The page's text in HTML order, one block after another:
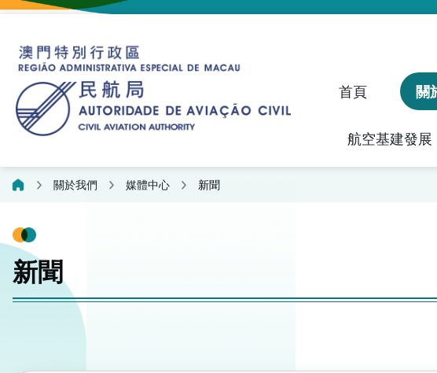
首頁 關
航空基建發展
關於我們 媒體中心 新聞
新聞